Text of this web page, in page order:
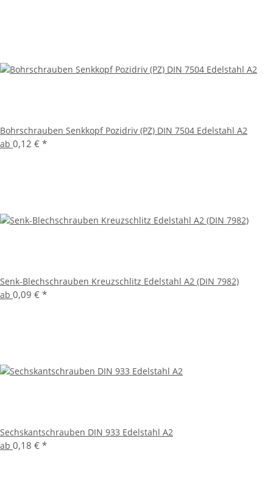
Bohrschrauben Senkkopf Pozidriv (PZ) DIN 7504 Edelstahl A2
ab 0,12 € *
Senk-Blechschrauben Kreuzschlitz Edelstahl A2 (DIN 7982)
ab 0,09 € *
Sechskantschrauben DIN 933 Edelstahl A2
ab 0,18 € *